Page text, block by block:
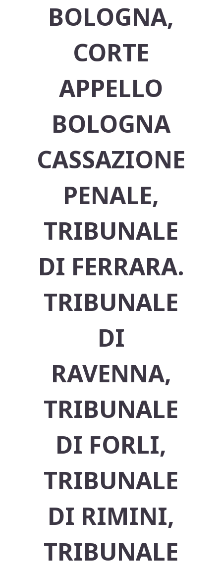
BOLOGNA,
CORTE
APPELLO
BOLOGNA
CASSAZIONE
PENALE,
TRIBUNALE
DI FERRARA.
TRIBUNALE
DI
RAVENNA,
TRIBUNALE
DI FORLI,
TRIBUNALE
DI RIMINI,
TRIBUNALE